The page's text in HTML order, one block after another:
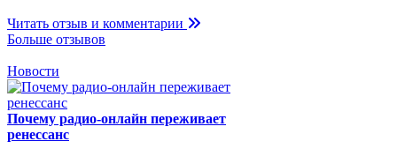
Читать отзыв и комментарии
Больше отзывов
Новости
Почему радио-онлайн переживает
ренессанс